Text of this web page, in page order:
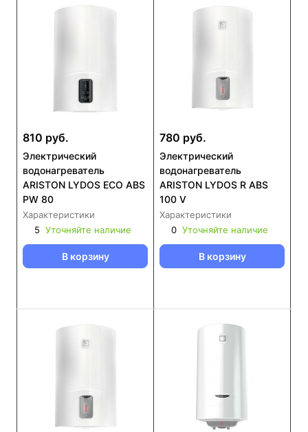
810 руб.
Электрический
водонагреватель
ARISTON LYDOS ECO ABS
PW 80
Характеристики
5 Уточняйте наличие
В корзину
780 руб.
Электрический
водонагреватель
ARISTON LYDOS R ABS
100 V
Характеристики
0 Уточняйте наличие
В корзину